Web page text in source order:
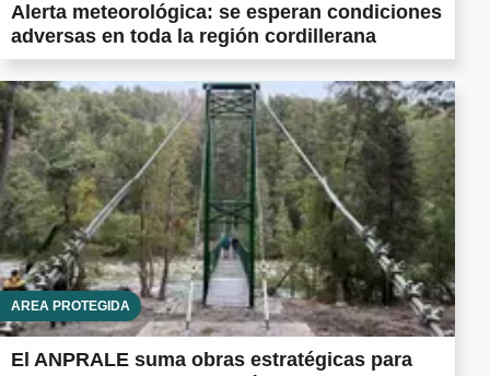
Alerta meteorológica: se esperan condiciones
adversas en toda la región cordillerana
ÁREA PROTEGIDA
El ANPRALE suma obras estratégicas para